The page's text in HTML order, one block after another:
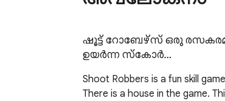
ഷൂട്ട് റോബേഴ്സ് ഒരു
ഉയർന്ന സ്കോർ…
Shoot Robbers is a fun skill
There is a house in the game.